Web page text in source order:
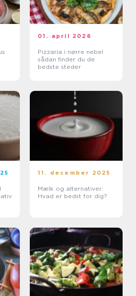
01. april 2026
Pizzaria i nørre nebel
sådan finder du de
bedste steder
11. december 2025
Mælk og alternativer:
Hvad er bedst for dig?